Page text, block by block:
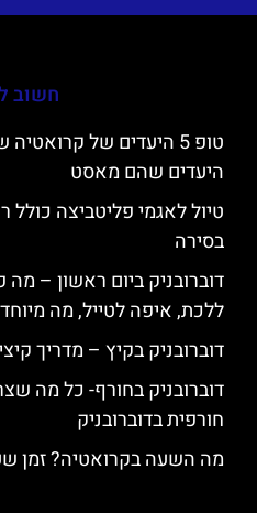
חשוב
טופ 5 היעדים של
היעדים שהם מאסט
טיול לאגמי פליטביצה כולל
בסירה
דוברובניק ביום ראשון –
ללכת, איפה לטייל, מה מיוחד
דוברובניק בקיץ – מדריך
דוברובניק בחורף- כל מה
חורפית בדוברובניק
מה השעה בקרואטיה? זמן